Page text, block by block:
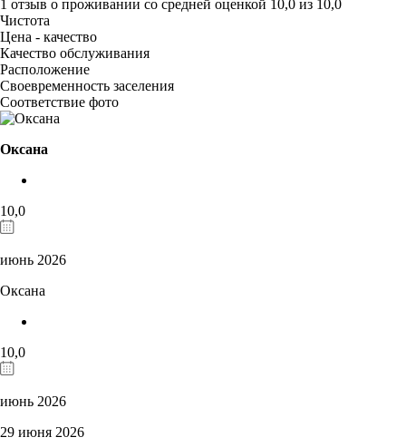
1 отзыв о проживании со средней оценкой 10,0 из 10,0
Чистота
Цена - качество
Качество обслуживания
Расположение
Своевременность заселения
Соответствие фото
Оксана
10,0
июнь 2026
Оксана
10,0
июнь 2026
29 июня 2026